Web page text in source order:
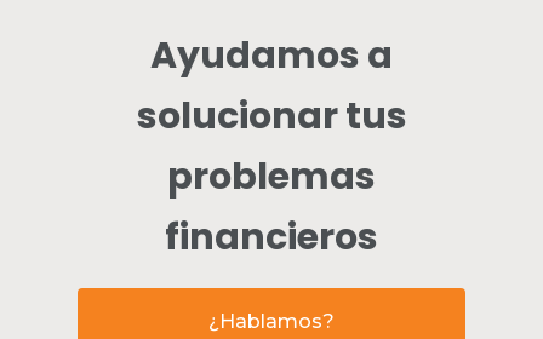
Ayudamos a
solucionar tus
problemas
financieros
¿Hablamos?